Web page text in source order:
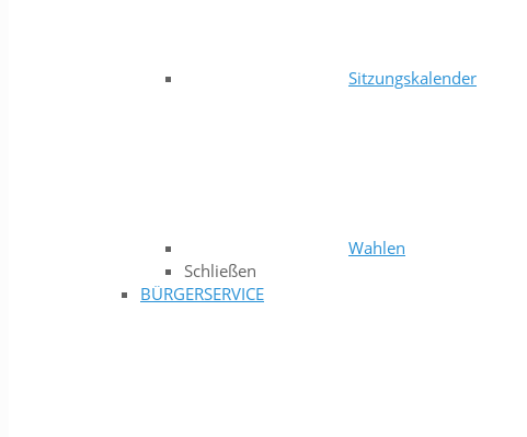
Sitzungskalender
Wahlen
Schließen
BÜRGERSERVICE